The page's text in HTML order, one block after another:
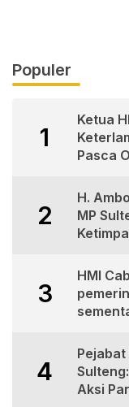
Populer
1
Ketua
Pasca
2
H.
MP
3
HMI
4
Aksi